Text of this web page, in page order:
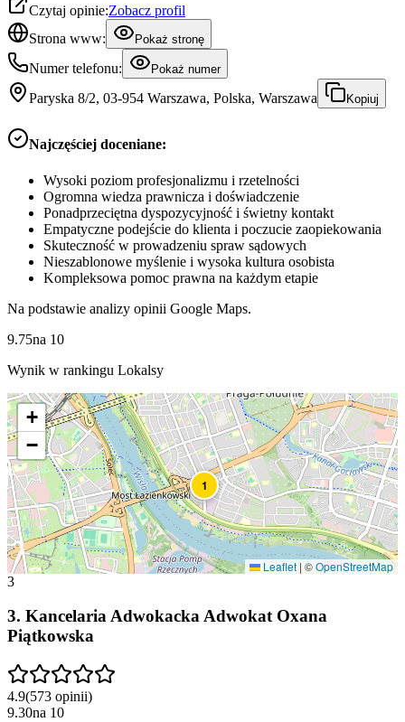
Czytaj opinie:Zobacz profil
Strona www:
Pokaż stronę
Numer telefonu: Pokaż numer
Paryska 8/2, 03-954 Warszawa, Polska, Warszawa Kopiuj
Najczęściej doceniane:
Wysoki poziom profesjonalizmu i rzetelności
Ogromna wiedza prawnicza i doświadczenie
Ponadprzeciętna dyspozycyjność i świetny kontakt
Empatyczne podejście do klienta i poczucie zaopiekowania
Skuteczność w prowadzeniu spraw sądowych
Nieszablonowe myślenie i wysoka kultura osobista
Kompleksowa pomoc prawna na każdym etapie
Na podstawie analizy opinii Google Maps.
9.75na 10
Wynik w rankingu Lokalsy
1
+
−
Leaflet | ©OpenStreetMap
3
3. Kancelaria Adwokacka Adwokat Oxana
Piątkowska
4.9(573 opinii)
9.30na 10